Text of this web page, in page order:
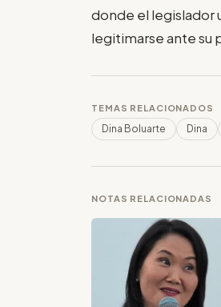
donde el legislador
legitimarse ante su
TEMAS RELACIONADOS
Dina Boluarte Dina
NOTAS RELACIONADAS